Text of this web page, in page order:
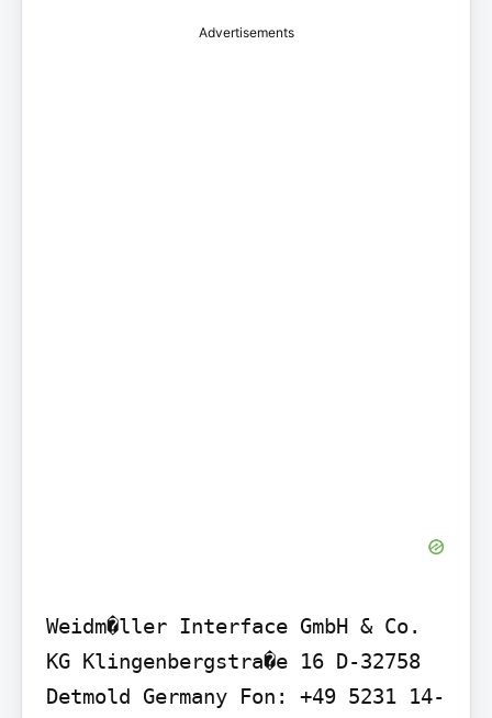
Advertisements
Weidm�ller Interface GmbH & Co.
KG Klingenbergstra�e 16 D-32758
Detmold Germany Fon: +49 5231 14-